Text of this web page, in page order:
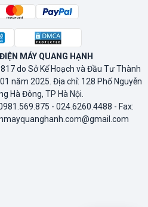
MÁY QUANG HẠNH
do Sở Kế Hoạch và Đầu Tư Thành
năm 2025. Địa chỉ: 128 Phố Nguyễn
Hà Đông, TP Hà Nội.
- 024.6260.4488 - Fax: